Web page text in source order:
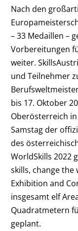
Nach den
– 33 Medaillen –
Vorbereitungen
weiter.
und Teilnehmer
bis 17. Oktober
Oberösterreich
Samstag der
des
WorldSkills 2022
skills, change the
Exhibition and
insgesamt elf
Quadratmetern
geplant.